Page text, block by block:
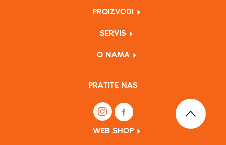
PROIZVODI
SERVIS
O NAMA
PRATITE NAS
WEB SHOP